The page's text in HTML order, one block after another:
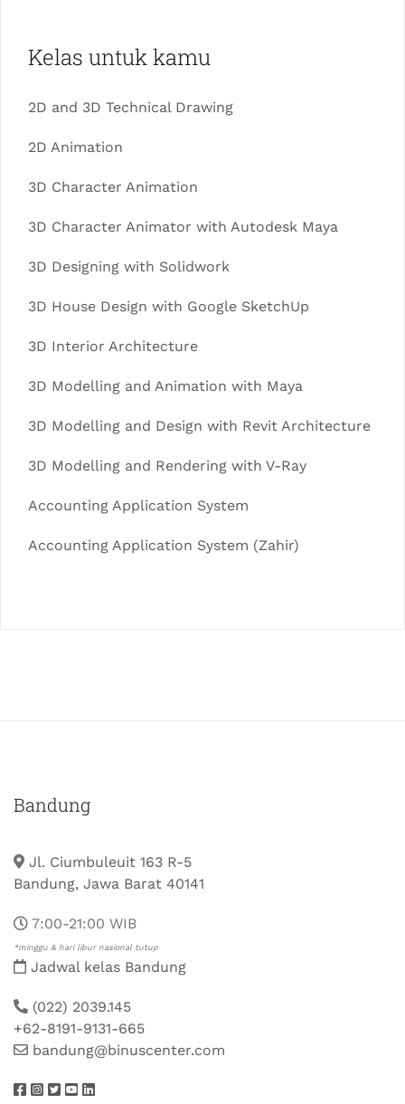
Kelas untuk kamu
2D and 3D Technical Drawing
2D Animation
3D Character Animation
3D Character Animator with Autodesk Maya
3D Designing with Solidwork
3D House Design with Google SketchUp
3D Interior Architecture
3D Modelling and Animation with Maya
3D Modelling and Design with Revit Architecture
3D Modelling and Rendering with V-Ray
Accounting Application System
Accounting Application System (Zahir)
Bandung
Jl. Ciumbuleuit 163 R-5
Bandung, Jawa Barat 40141
7:00-21:00 WIB
*minggu & hari libur nasional tutup
Jadwal kelas Bandung
(022) 2039.145
+62-8191-9131-665
bandung@binuscenter.com